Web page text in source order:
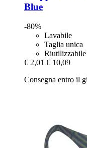
Blue
-80%
Lavabile
Taglia unica
Riutilizzabile
€ 2,01 € 10,09
Consegna entro il